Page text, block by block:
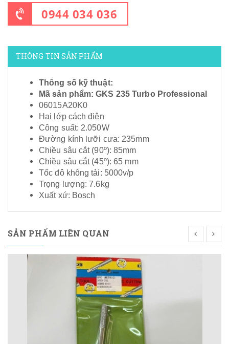
0944 034 036
THÔNG TIN SẢN PHẨM
Thông số kỹ thuật:
Mã sản phẩm: GKS 235 Turbo Professional
06015A20K0
Hai lớp cách điện
Công suất: 2.050W
Đường kính lưỡi cưa: 235mm
Chiều sâu cắt (90º): 85mm
Chiều sâu cắt (45º): 65 mm
Tốc đô không tải: 5000v/p
Trọng lượng: 7.6kg
Xuất xứ: Bosch
SẢN PHẨM LIÊN QUAN